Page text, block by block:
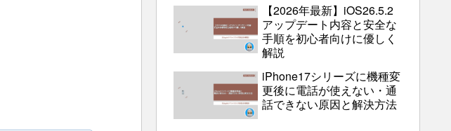
【2026年最新】iOS26.5.2
アップデート内容と安全な
手順を初心者向けに優しく
解説
iPhone17シリーズに機種変
更後に電話が使えない・通
話できない原因と解決方法